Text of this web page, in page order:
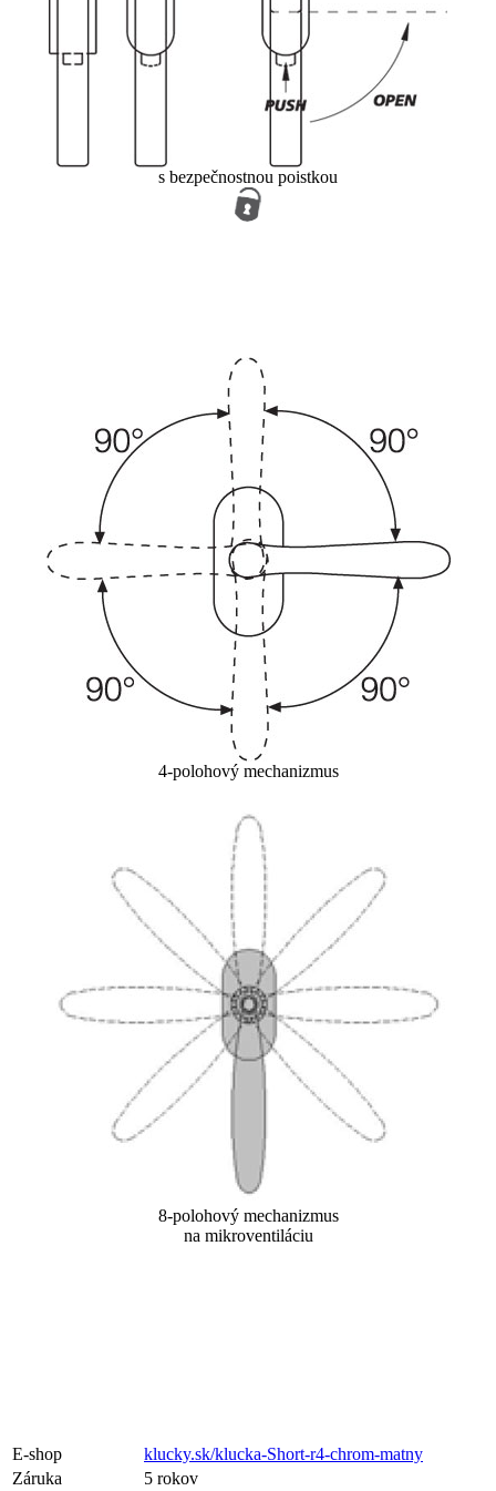
s bezpečnostnou poistkou
4-polohový mechanizmus
8-polohový mechanizmus
na mikroventiláciu
E-shop
klucky.sk/klucka-Short-r4-chrom-matny
Záruka
5 rokov